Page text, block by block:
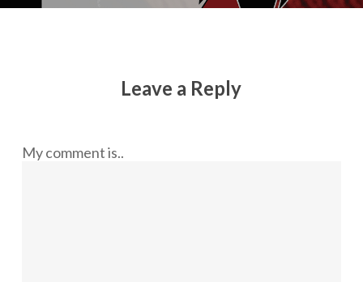
Leave a Reply
My comment is..